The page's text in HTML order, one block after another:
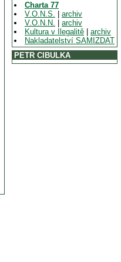
Charta 77
V.O.N.S.
archiv
V.O.N.N.
archiv
Kultura v Ilegalitě
archiv
Nakladatelství SAMIZDAT
PETR CIBULKA